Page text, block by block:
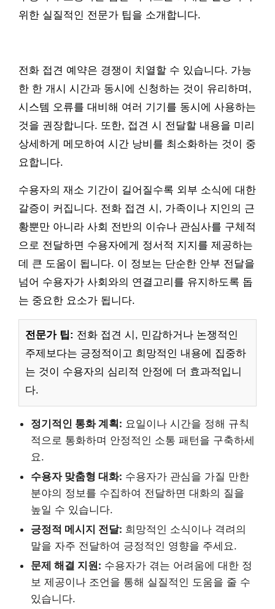
위한 실질적인 전문가 팁을 소개합니다.
전화 접견 예약은 경쟁이 치열할 수 있습니다. 가능
한 한 개시 시간과 동시에 신청하는 것이 유리하며,
시스템 오류를 대비해 여러 기기를 동시에 사용하는
것을 권장합니다. 또한, 접견 시 전달할 내용을 미리
상세하게 메모하여 시간 낭비를 최소화하는 것이 중
요합니다.
수용자의 재소 기간이 길어질수록 외부 소식에 대한
갈증이 커집니다. 전화 접견 시, 가족이나 지인의 근
황뿐만 아니라 사회 전반의 이슈나 관심사를 구체적
으로 전달하면 수용자에게 정서적 지지를 제공하는
데 큰 도움이 됩니다. 이 정보는 단순한 안부 전달을
넘어 수용자가 사회와의 연결고리를 유지하도록 돕
는 중요한 요소가 됩니다.
전문가 팁: 전화 접견 시, 민감하거나 논쟁적인
주제보다는 긍정적이고 희망적인 내용에 집중하
는 것이 수용자의 심리적 안정에 더 효과적입니
다.
정기적인 통화 계획: 요일이나 시간을 정해 규칙
적으로 통화하며 안정적인 소통 패턴을 구축하세
요.
수용자 맞춤형 대화: 수용자가 관심을 가질 만한
분야의 정보를 수집하여 전달하면 대화의 질을
높일 수 있습니다.
긍정적 메시지 전달: 희망적인 소식이나 격려의
말을 자주 전달하여 긍정적인 영향을 주세요.
문제 해결 지원: 수용자가 겪는 어려움에 대한 정
보 제공이나 조언을 통해 실질적인 도움을 줄 수
있습니다.